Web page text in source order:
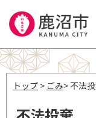
トップ > ごみ> 不法